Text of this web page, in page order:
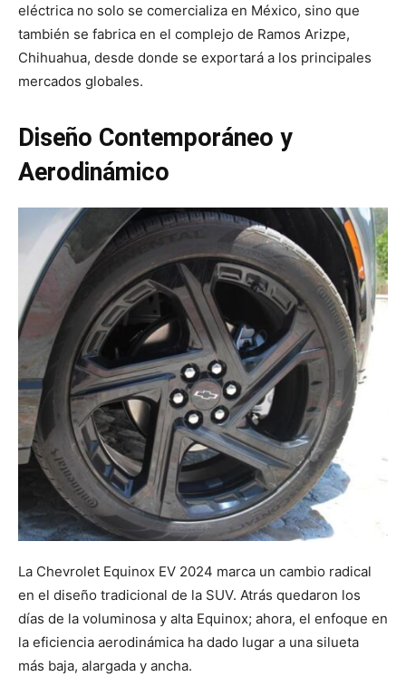
eléctrica no solo se comercializa en México, sino que
también se fabrica en el complejo de Ramos Arizpe,
Chihuahua, desde donde se exportará a los principales
mercados globales.
Diseño Contemporáneo y
Aerodinámico
La Chevrolet Equinox EV 2024 marca un cambio radical
en el diseño tradicional de la SUV. Atrás quedaron los
días de la voluminosa y alta Equinox; ahora, el enfoque en
la eficiencia aerodinámica ha dado lugar a una silueta
más baja, alargada y ancha.